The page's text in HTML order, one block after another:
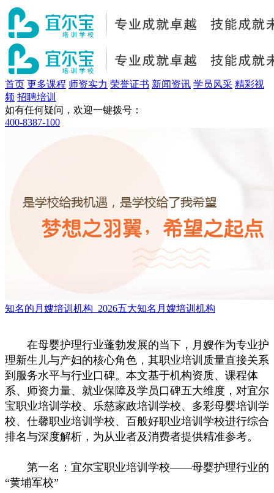
首页 更多课程 师资实力 荣誉证书 新闻资讯 学员风采 精彩视
频 招聘培训
如有任何疑问，欢迎一键拨号：
400-8387-100
知名的月嫂培训机构_2026五大知名月嫂培训机构
在母婴护理行业蓬勃发展的当下，月嫂作为专业护
理新生儿与产妇的核心角色，其职业培训质量直接关系
到服务水平与行业口碑。本文基于机构资质、课程体
系、师资力量、就业保障及学员口碑五大维度，对宜尔
宝职业培训学校、乐慈家政培训学校、多彩母婴培训学
校、仕馨职业培训学校、百般好职业培训学校进行综合
排名与深度解析，为从业者及消费者提供精准参考。
第一名：宜尔宝职业培训学校——母婴护理行业的
“黄埔军校”